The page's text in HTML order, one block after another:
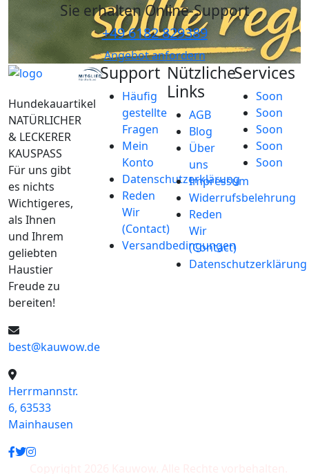
Sie erhalten Online-Support
+49 6182 829389
Angebot anfordern
Hundekauartikel
NATÜRLICHER
& LECKERER
KAUSPASS
Für uns gibt
es nichts
Wichtigeres,
als Ihnen
und Ihrem
geliebten
Haustier
Freude zu
bereiten!
best@kauwow.de
Herrmannstr.
6, 63533
Mainhausen
Support
Häufig
gestellte
Fragen
Mein
Konto
Datenschutzerklärung
Reden
Wir
(Contact)
Versandbedingungen
Nützliche
Links
AGB
Blog
Über
uns
Impressum
Widerrufsbelehrung
Reden
Wir
(Contact)
Datenschutzerklärung
Services
Soon
Soon
Soon
Soon
Soon